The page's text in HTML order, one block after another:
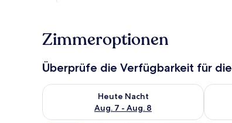
Zimmeroptionen
Überprüfe die Verfügbarkeit für
Heute Nacht
Aug. 7 - Aug. 8
Überprüfe die Verfügbarkeit für heute Nacht,